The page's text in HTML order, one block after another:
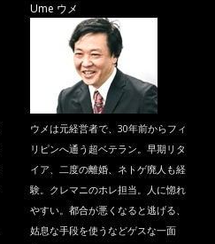
Ume ウメ
ウメは元経営者で、30年前からフィ
リピンへ通う超ベテラン。早期リタ
イア、二度の離婚、ネトゲ廃人も経
験。クレマニのホレ担当。人に惚れ
やすい。都合が悪くなると逃げる、
姑息な手段を使うなどゲスな一面